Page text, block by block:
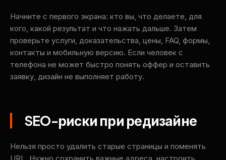
Начните с первого экрана: кто вы, что делаете, для
кого, какой результат и что нажать дальше. Затем
проверьте услуги, доказательства, цены, FAQ, формы,
контакты и мобильную версию. Если человек с
телефона не может быстро понять оффер и оставить
заявку, дизайн не выполняет работу.
SEO-риски при редизайне
Нельзя просто удалить старые страницы и поменять